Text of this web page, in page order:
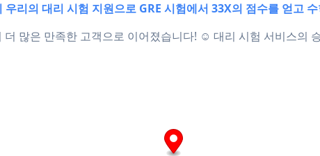
리의 대리 시험 지원으로 GRE 시험에서 33X의 점수를 얻고
많은 만족한 고객으로 이어졌습니다! ☺️ 대리 시험 서비스의